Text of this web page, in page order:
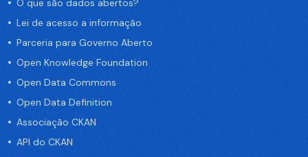
O que são dados abertos?
Lei de acesso a informação
Parceria para Governo Aberto
Open Knowledge Foundation
Open Data Commons
Open Data Definition
Associação CKAN
API do CKAN